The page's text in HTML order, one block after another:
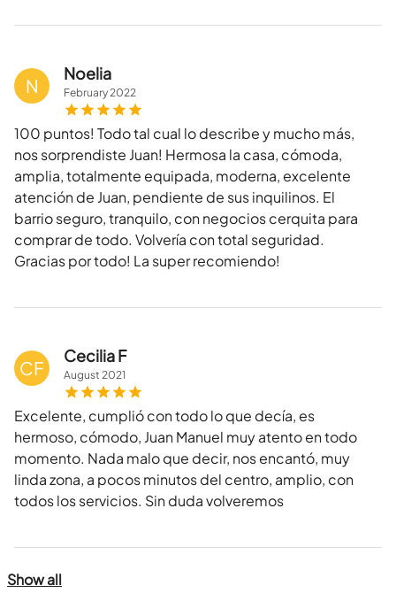
N
Noelia
February2022
100 puntos! Todo tal cual lo describe y mucho más,
nos sorprendiste Juan! Hermosa la casa, cómoda,
amplia, totalmente equipada, moderna, excelente
atención de Juan, pendiente de sus inquilinos. El
barrio seguro, tranquilo, con negocios cerquita para
comprar de todo. Volvería con total seguridad.
Gracias por todo! La super recomiendo!
CF
Cecilia F
August 2021
Excelente, cumplió con todo lo que decía, es
hermoso, cómodo, Juan Manuel muy atento en todo
momento. Nada malo que decir, nos encantó, muy
linda zona, a pocos minutos del centro, amplio, con
todos los servicios. Sin duda volveremos
Show all